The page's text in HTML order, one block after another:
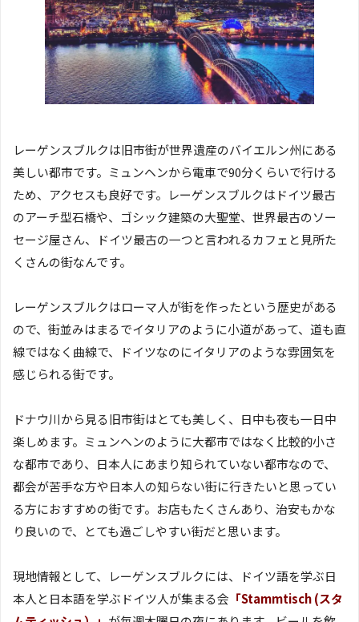
レーゲンスブルクは旧市街が世界遺産のバイエルン州にある
美しい都市です。ミュンヘンから電車で90分くらいで行ける
ため、アクセスも良好です。レーゲンスブルクはドイツ最古
のアーチ型石橋や、ゴシック建築の大聖堂、世界最古のソー
セージ屋さん、ドイツ最古の一つと言われるカフェと見所た
くさんの街なんです。
レーゲンスブルクはローマ人が街を作ったという歴史がある
ので、街並みはまるでイタリアのように小道があって、道も直
線ではなく曲線で、ドイツなのにイタリアのような雰囲気を
感じられる街です。
ドナウ川から見る旧市街はとても美しく、日中も夜も一日中
楽しめます。ミュンヘンのように大都市ではなく比較的小さ
な都市であり、日本人にあまり知られていない都市なので、
都会が苦手な方や日本人の知らない街に行きたいと思ってい
る方におすすめの街です。お店もたくさんあり、治安もかな
り良いので、とても過ごしやすい街だと思います。
現地情報として、レーゲンスブルクには、ドイツ語を学ぶ日
本人と日本語を学ぶドイツ人が集まる会 「Stammtisch (スタ